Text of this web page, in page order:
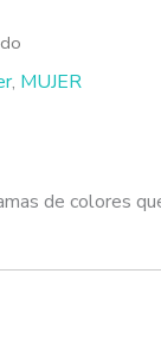
, MUJER
de colores